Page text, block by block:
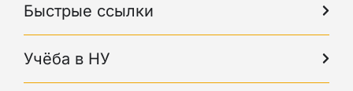
Быстрые ссылки
Учёба в НУ